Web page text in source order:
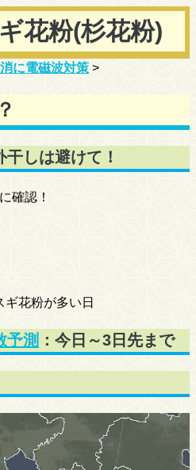
花粉(杉花粉)
に電磁波対策 >
しは避けて！
確認！
花粉が多い日
予測 ：今日～3日先まで